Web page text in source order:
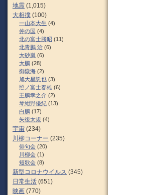
地震 (1,015)
大相撲 (100)
一山本大生 (4)
仲の国 (4)
北の富士勝昭 (11)
北青鵬 治 (6)
大砂嵐 (6)
大鵬 (28)
御嶽海 (2)
旭大星託也 (3)
照ノ富士春雄 (6)
王鵬幸之介 (2)
琴紺野優紀 (13)
白鵬 (17)
矢後太規 (4)
宇宙 (234)
川柳コーナー (235)
俳句会 (20)
川柳会 (1)
短歌会 (8)
新型コロナウイルス (345)
日常生活 (651)
映画 (770)